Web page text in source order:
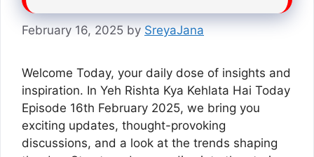
February 16, 2025 by SreyaJana
Welcome Today, your daily dose of insights and
inspiration. In Yeh Rishta Kya Kehlata Hai Today
Episode 16th February 2025, we bring you
exciting updates, thought-provoking
discussions, and a look at the trends shaping